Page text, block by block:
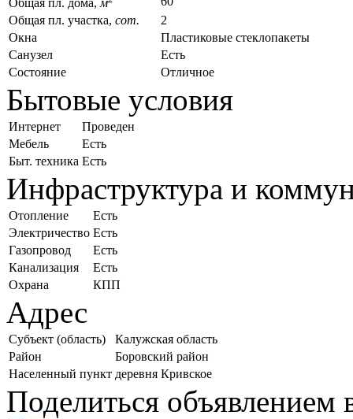
Общая пл. дома, м
Общая пл. участка, сот.
2
Окна
Пластиковые стеклопакеты
Санузел
Есть
Состояние
Отличное
Бытовые условия
Интернет
Проведен
Мебель
Есть
Быт. техника Есть
Инфраструктура и
Отопление
Есть
Электричество Есть
Газопровод
Есть
Канализация
Есть
Охрана
КПП
Адрес
Субъект (область)
Калужская область
Район
Боровский район
Населенный пункт деревня Кривское
Поделиться объявлением